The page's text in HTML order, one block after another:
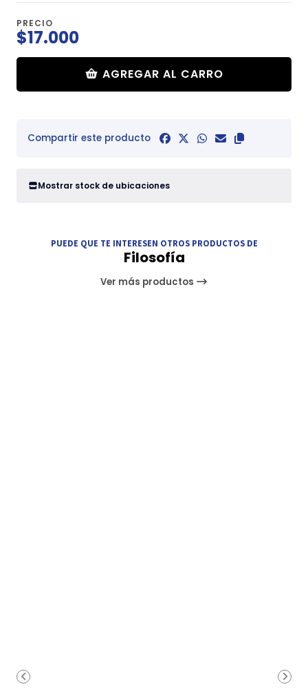
PRECIO
$17.000
AGREGAR AL CARRO
Compartir este producto
Mostrar stock de ubicaciones
PUEDE QUE TE INTERESEN OTROS PRODUCTOS DE
Filosofía
Ver más productos